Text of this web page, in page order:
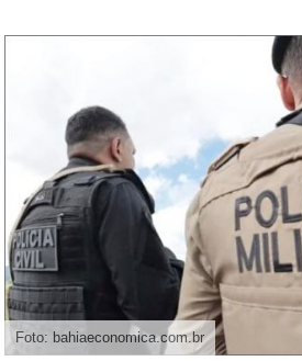
Foto: bahiaeconomica.com.br